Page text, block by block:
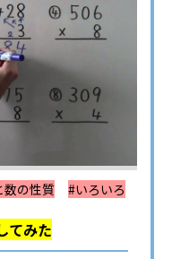
数の性質
#いろいろ
てみた